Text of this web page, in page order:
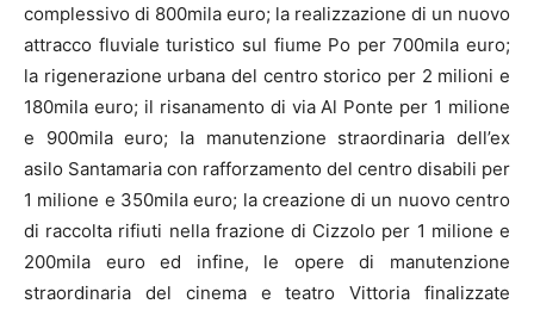
complessivo di 800mila euro; la realizzazione di un nuovo
attracco fluviale turistico sul fiume Po per 700mila euro;
la rigenerazione urbana del centro storico per 2 milioni e
180mila euro; il risanamento di via Al Ponte per 1 milione
e 900mila euro; la manutenzione straordinaria dell’ex
asilo Santamaria con rafforzamento del centro disabili per
1 milione e 350mila euro; la creazione di un nuovo centro
di raccolta rifiuti nella frazione di Cizzolo per 1 milione e
200mila euro ed infine, le opere di manutenzione
straordinaria del cinema e teatro Vittoria finalizzate